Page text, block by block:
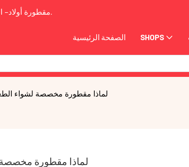
مقطورة أولاد-2009.
الصفحة الرئيسية SHOPS
لماذا مقطورة مخصصة لشواء
لماذا مقطورة مخصصة